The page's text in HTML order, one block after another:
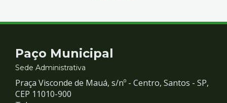
Contato
e
Redes
Paço Municipal
Sede Administrativa
Praça Visconde de Mauá, s/nº - Centro, Santos - SP,
CEP 11010-900